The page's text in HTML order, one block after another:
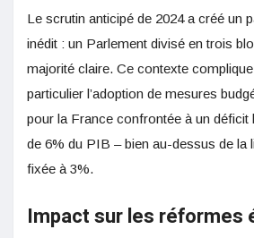
Le scrutin anticipé de 2024 a créé un
inédit : un Parlement divisé en trois
majorité claire. Ce contexte
particulier l’adoption de mesures
pour la France confrontée à un déficit
de 6% du PIB – bien au-dessus de la
fixée à 3%.
Impact sur les réformes